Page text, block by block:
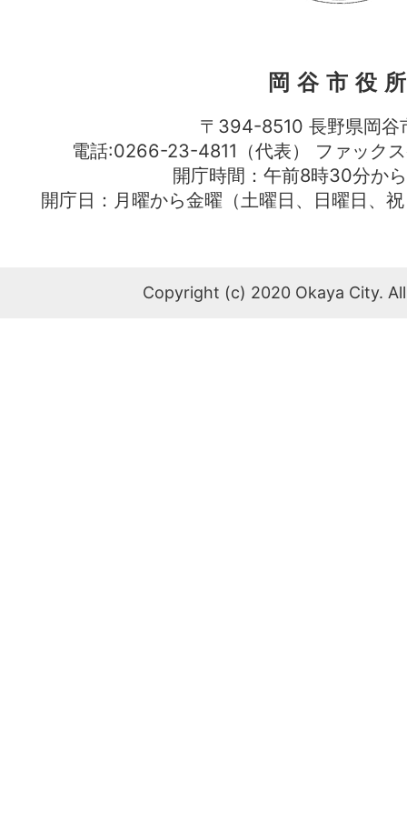
岡谷市役
〒394-8510 長野県岡谷
電話:0266-23-4811（代表） ファッ
開庁時間：午前8時30分か
開庁日：月曜から金曜（土曜日、日曜日、
Copyright (c) 2020 Okaya City.